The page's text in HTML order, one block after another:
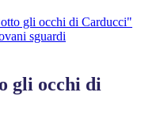
gli occhi di Carducci"
sguardi
gli occhi di